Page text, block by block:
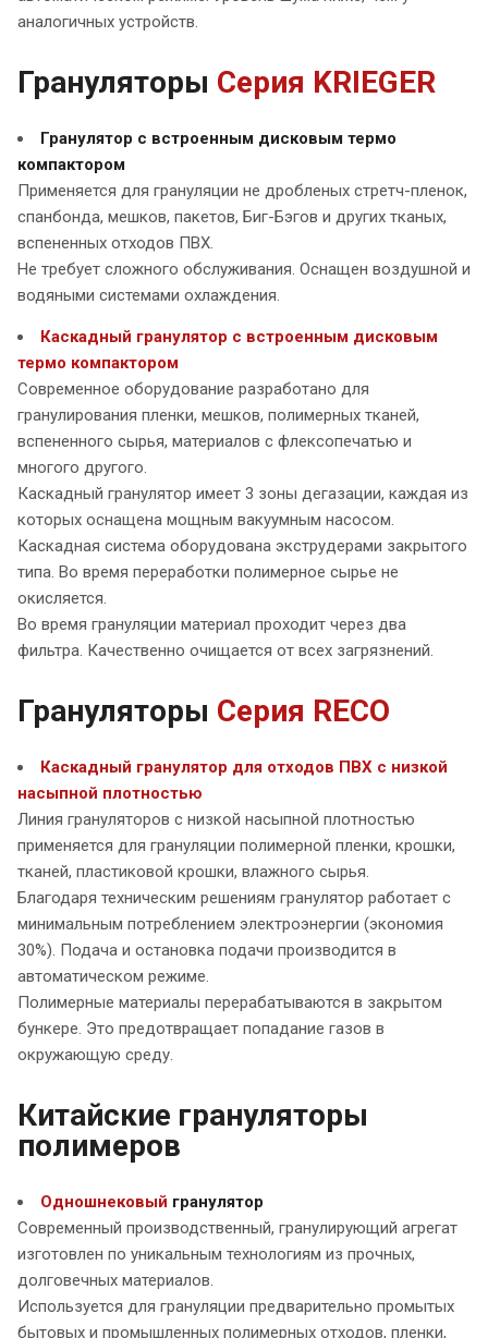
аналогичных устройств.
Грануляторы Серия KRIEGER
Гранулятор с встроенным дисковым термо
компактором
Применяется для грануляции не дробленых стретч-пленок,
спанбонда, мешков, пакетов, Биг-Бэгов и других тканых,
вспененных отходов ПВХ.
Не требует сложного обслуживания. Оснащен воздушной и
водяными системами охлаждения.
Каскадный гранулятор с встроенным дисковым
термо компактором
Современное оборудование разработано для
гранулирования пленки, мешков, полимерных тканей,
вспененного сырья, материалов с флексопечатью и
многого другого.
Каскадный гранулятор имеет 3 зоны дегазации, каждая из
которых оснащена мощным вакуумным насосом.
Каскадная система оборудована экструдерами закрытого
типа. Во время переработки полимерное сырье не
окисляется.
Во время грануляции материал проходит через два
фильтра. Качественно очищается от всех загрязнений.
Грануляторы Серия RECO
Каскадный гранулятор для отходов ПВХ с низкой
насыпной плотностью
Линия грануляторов с низкой насыпной плотностью
применяется для грануляции полимерной пленки, крошки,
тканей, пластиковой крошки, влажного сырья.
Благодаря техническим решениям гранулятор работает с
минимальным потреблением электроэнергии (экономия
30%). Подача и остановка подачи производится в
автоматическом режиме.
Полимерные материалы перерабатываются в закрытом
бункере. Это предотвращает попадание газов в
окружающую среду.
Китайские грануляторы
полимеров
Одношнековый гранулятор
Современный производственный, гранулирующий агрегат
изготовлен по уникальным технологиям из прочных,
долговечных материалов.
Используется для грануляции предварительно промытых
бытовых и промышленных полимерных отходов, пленки,